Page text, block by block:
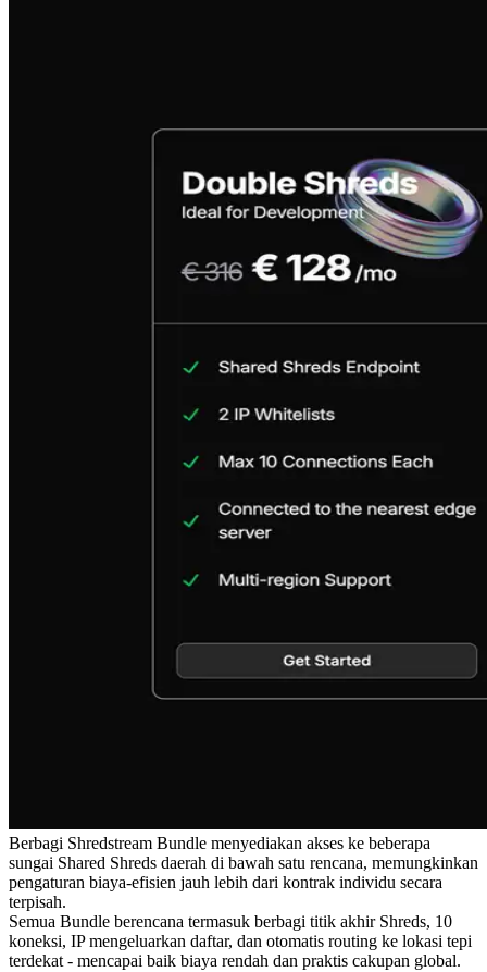
Berbagi Shredstream Bundle menyediakan akses ke beberapa
sungai Shared Shreds daerah di bawah satu rencana, memungkinkan
pengaturan biaya-efisien jauh lebih dari kontrak individu secara
terpisah.
Semua Bundle berencana termasuk berbagi titik akhir Shreds, 10
koneksi, IP mengeluarkan daftar, dan otomatis routing ke lokasi tepi
terdekat - mencapai baik biaya rendah dan praktis cakupan global.